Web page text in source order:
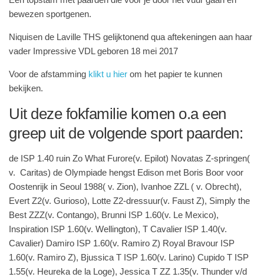
bewezen sportgenen.
Niquisen de Laville THS gelijktonend qua aftekeningen aan haar
vader Impressive VDL geboren 18 mei 2017
Voor de afstamming klikt u hier om het papier te kunnen
bekijken.
Uit deze fokfamilie komen o.a een
greep uit de volgende sport paarden:
de ISP 1.40 ruin Zo What Furore(v. Epilot) Novatas Z-springen(
v. Caritas) de Olympiade hengst Edison met Boris Boor voor
Oostenrijk in Seoul 1988( v. Zion), Ivanhoe ZZL ( v. Obrecht),
Evert Z2(v. Gurioso), Lotte Z2-dressuur(v. Faust Z), Simply the
Best ZZZ(v. Contango), Brunni ISP 1.60(v. Le Mexico),
Inspiration ISP 1.60(v. Wellington), T Cavalier ISP 1.40(v.
Cavalier) Damiro ISP 1.60(v. Ramiro Z) Royal Bravour ISP
1.60(v. Ramiro Z), Bjussica T ISP 1.60(v. Larino) Cupido T ISP
1.55(v. Heureka de la Loge), Jessica T ZZ 1.35(v. Thunder v/d